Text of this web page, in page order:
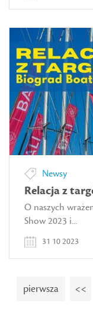
Newsy
Relacja z
O naszych
Show 2023 i...
31 10 2023
pierwsza <<